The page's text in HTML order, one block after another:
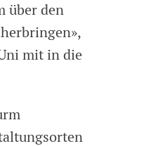
über den
mit in die